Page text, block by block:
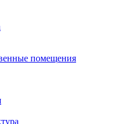
помещения